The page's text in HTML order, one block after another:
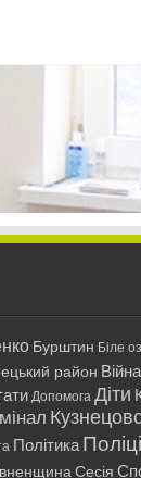
Бурштин Біле
район Війна
Допомога Діти
Політика
Сесія